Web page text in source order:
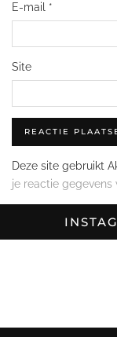
E-mail *
Site
Deze site gebruikt
je reactie gegevens